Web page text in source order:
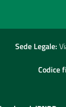
Sede Legale:
Codice